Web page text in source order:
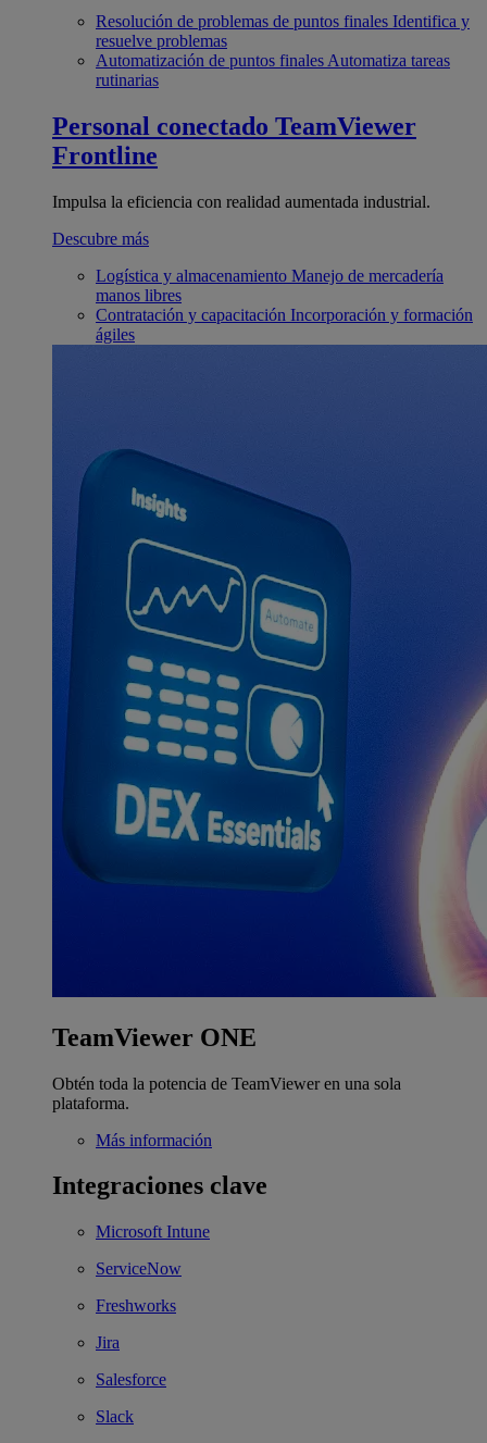
Resolución de problemas de puntos finales Identifica y
resuelve problemas
Automatización de puntos finales Automatiza tareas
rutinarias
Personal conectado TeamViewer
Frontline
Impulsa la eficiencia con realidad aumentada industrial.
Descubre más
Logística y almacenamiento Manejo de mercadería
manos libres
Contratación y capacitación Incorporación y formación
ágiles
TeamViewer ONE
Obtén toda la potencia de TeamViewer en una sola
plataforma.
Más información
Integraciones clave
Microsoft Intune
ServiceNow
Freshworks
Jira
Salesforce
Slack